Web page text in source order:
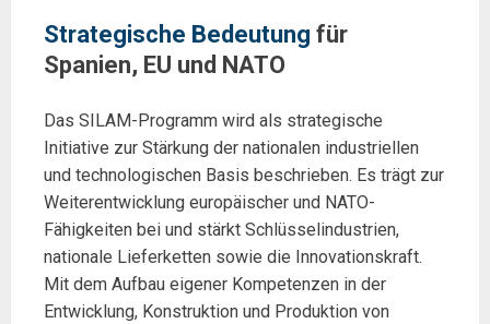
Strategische Bedeutung für
Spanien, EU und NATO
Das SILAM-Programm wird als strategische
Initiative zur Stärkung der nationalen industriellen
und technologischen Basis beschrieben. Es trägt zur
Weiterentwicklung europäischer und NATO-
Fähigkeiten bei und stärkt Schlüsselindustrien,
nationale Lieferketten sowie die Innovationskraft.
Mit dem Aufbau eigener Kompetenzen in der
Entwicklung, Konstruktion und Produktion von